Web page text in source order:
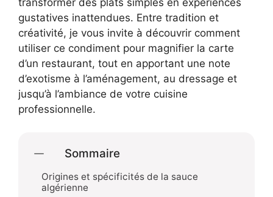
gustatives inattendues. Entre tradition et
créativité, je vous invite à découvrir comment
utiliser ce condiment pour magnifier la carte
d’un restaurant, tout en apportant une note
d’exotisme à l’aménagement, au dressage et
jusqu’à l’ambiance de votre cuisine
professionnelle.
Sommaire
Origines et spécificités de la sauce
algérienne